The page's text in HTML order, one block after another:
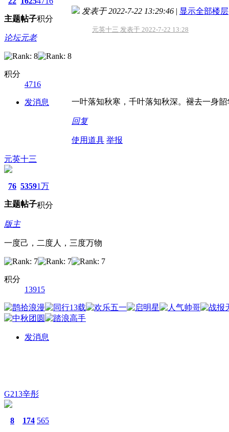
主题帖子积分
论坛元老
积分
4716
发消息
发表于 2022-7-22 13:29:46 | 显示全部楼层
元英十三 发表于 2022-7-22 13:28
一叶落知秋寒，千叶落知秋深。褪去一身
回复
使用道具 举报
元英十三
76
主题
5359
帖子
1万
积分
版主
一度己，二度人，三度万物
积分
13915
发消息
G213辛彤
8 174 565